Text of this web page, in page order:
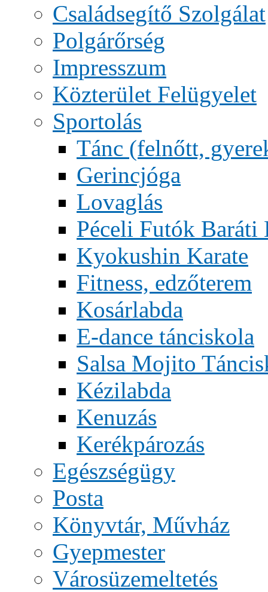
Családsegítő Szolgálat
Polgárőrség
Impresszum
Közterület Felügyelet
Sportolás
Tánc (felnőtt,
Gerincjóga
Lovaglás
Péceli Futók Baráti
Kyokushin Karate
Fitness, edzőterem
Kosárlabda
E-dance tánciskola
Salsa Mojito
Kézilabda
Kenuzás
Kerékpározás
Egészségügy
Posta
Könyvtár, Művház
Gyepmester
Városüzemeltetés